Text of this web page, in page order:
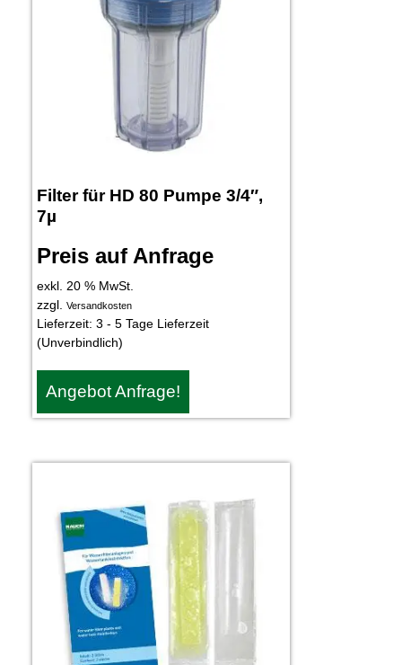
Filter für HD 80 Pumpe 3/4″,
7µ
Preis auf Anfrage
exkl. 20 % MwSt.
zzgl.
Versandkosten
Lieferzeit: 3 - 5 Tage Lieferzeit
(Unverbindlich)
Angebot Anfrage!